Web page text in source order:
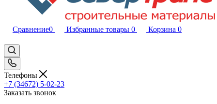
Сравнение0 Избранные товары 0 Корзина 0
Телефоны
+7 (34672) 5-02-23
Заказать звонок